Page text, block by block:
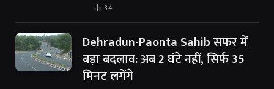
34
Dehradun-Paonta Sahib सफर में
बड़ा बदलाव: अब 2 घंटे नहीं, सिर्फ 35
मिनट लगेंगे